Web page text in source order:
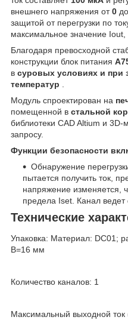
внешнего напряжения от0
защитой от перегрузки по
максимальное значение
Благодаря превосходной
конструкции блок питания
в суровых условиях и при
температур
Модуль спроектирован на
помещенной в стальной
библиотеки CAD Altium и
запросу.
Функции безопасности
Обнаружение
пытается получить ток,
напряжение изменяется,
предела Iset. Канал ведет
Технические
Упаковка: Материал: DC01;
В=16 мм
Количество каналов: 1
Максимальный выходной